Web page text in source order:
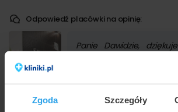
Zgoda Szczegóły
Odpowiedź placówki na opinię:
Panie Dawidzie,
wystawioną opinię,